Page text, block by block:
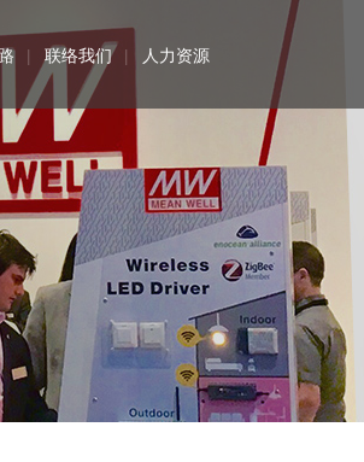
联络我们 人力资源